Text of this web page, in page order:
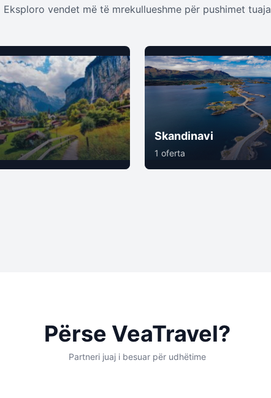
Eksploro vendet më të mrekullueshme për pushimet tuaja
Skandinavi
1 oferta
Përse VeaTravel?
Partneri juaj i besuar për udhëtime